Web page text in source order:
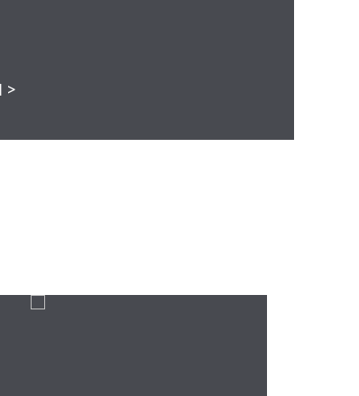
>